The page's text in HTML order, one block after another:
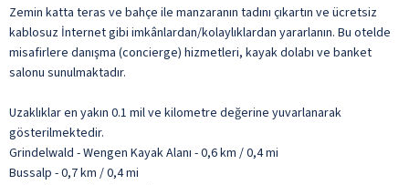
Zemin katta teras ve bahçe ile manzaranın tadını çıkartın ve ücretsiz
kablosuz İnternet gibi imkânlardan/kolaylıklardan yararlanın. Bu otelde
misafirlere danışma (concierge) hizmetleri, kayak dolabı ve banket
salonu sunulmaktadır.
Uzaklıklar en yakın 0.1 mil ve kilometre değerine yuvarlanarak
gösterilmektedir.
Grindelwald - Wengen Kayak Alanı - 0,6 km / 0,4 mi
Bussalp - 0,7 km / 0,4 mi